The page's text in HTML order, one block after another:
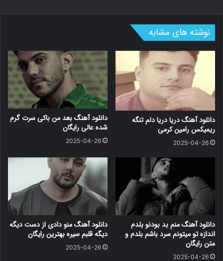
دانلود ریمیکس دی جی داریوش مالمیر تهران بست 333
دانلود ریمیکس های تهران بست 365
ریمیکس ایرانی
نوشته های مشابه
دانلود آهنگ دریا دریا دلم تنگه
ریمیکس رامین کرمی
2025-04-26
دانلود آهنگ بعد من باکی سرت گرم
شده عالی رایگان
2025-04-26
دانلود آهنگ منم بد بودنو بلدم
اندازه تو میتونم سرد باشم بلدم و
متن رایگان
2025-04-26
دانلود آهنگ منو دادی از دست دیگه
دیگه قلبم سیره بهترین رایگان
2025-04-26